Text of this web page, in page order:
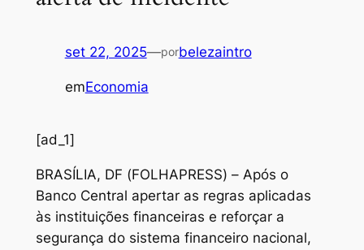
set 22, 2025—porbelezaintro
emEconomia
[ad_1]
BRASÍLIA, DF (FOLHAPRESS) – Após o
Banco Central apertar as regras aplicadas
às instituições financeiras e reforçar a
segurança do sistema financeiro nacional,